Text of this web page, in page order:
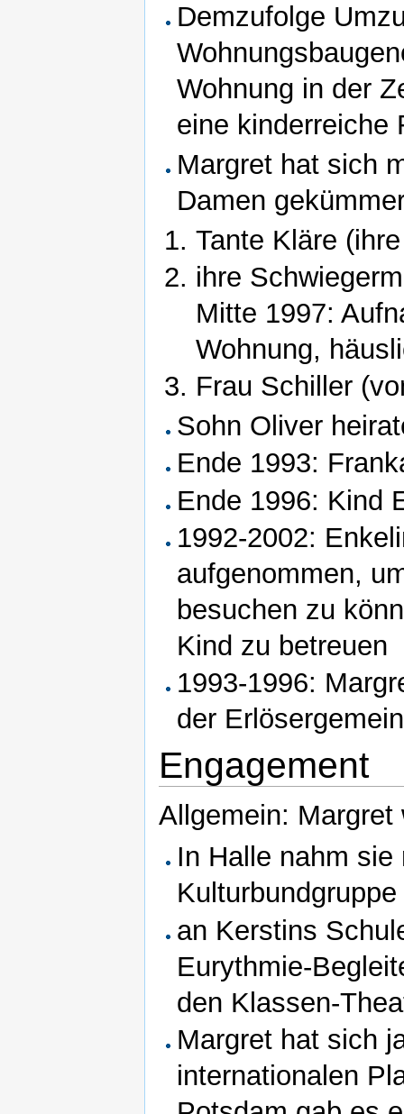
Demzufolge
Wohnung in der
eine kinderreiche
Margret hat sich
Damen
Tante Kläre
ihre
Mitte 1997:
Wohnung,
Frau Schiller
Sohn Oliver
Ende 1993:
Ende 1996: Kind
1992-2002:
aufgenommen,
besuchen zu
Kind zu betreuen
1993-1996:
der
Engagement
Allgemein:
In Halle nahm
an Kerstins
Eurythmie-
den Klassen-
Margret hat sich
internationalen